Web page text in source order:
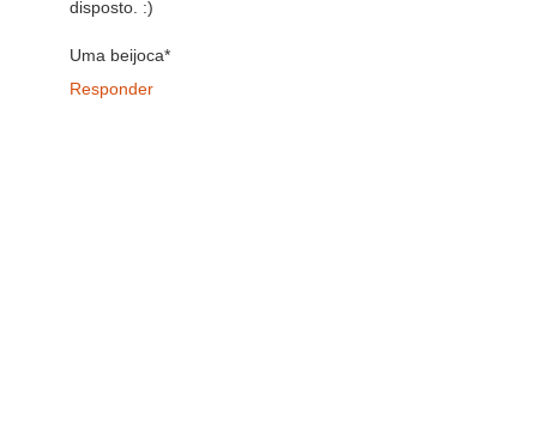
disposto. :)
Uma beijoca*
Responder